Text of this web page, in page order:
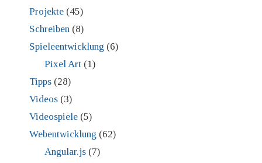
Projekte (45)
Schreiben (8)
Spieleentwicklung (6)
Pixel Art(1)
Tipps (28)
Videos (3)
Videospiele (5)
Webentwicklung (62)
Angular.js(7)